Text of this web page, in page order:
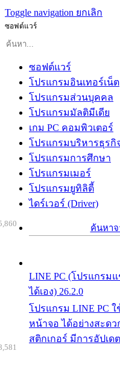
Toggle navigation ยกเลิก
ซอฟต์แวร์
ซอฟต์แวร์
โปรแกรมอินเทอร์เน็ต
โปรแกรมส่วนบุคคล
โปรแกรมมัลติมีเดีย
เกม PC คอมพิวเตอร์
โปรแกรมบริหารธุรกิ
โปรแกรมการศึกษา
โปรแกรมเมอร์
โปรแกรมยูทิลิตี้
ไดร์เวอร์ (Driver)
ค้นหา
LINE PC (โปรแกรม
ได้เอง) 26.2.0
โปรแกรม LINE PC
หน้าจอ ได้อย่างสะด
สติกเกอร์ มีการอัปเด